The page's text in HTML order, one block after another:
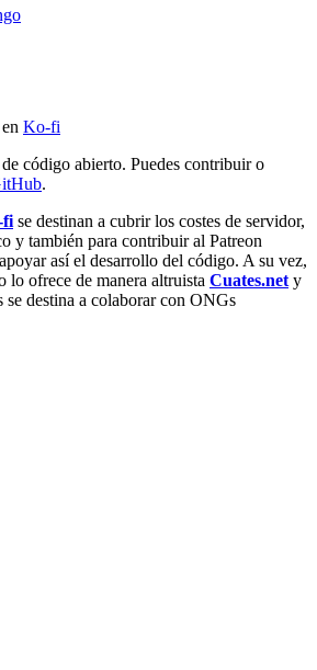
Ko-fi
código abierto. Puedes contribuir o
.
fi se destinan a cubrir los costes de servidor,
y también para contribuir al Patreon
así el desarrollo del código. A su vez,
lo ofrece de manera altruista Cuates.net y
se destina a colaborar con ONGs